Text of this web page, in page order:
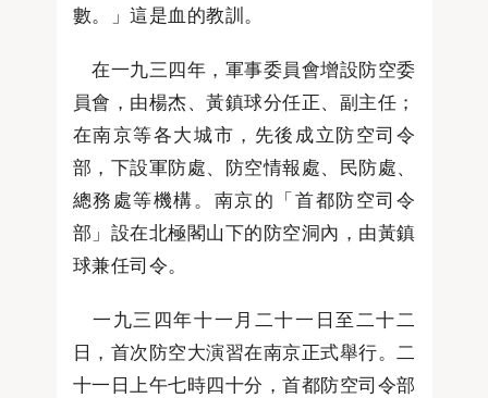
數。」這是血的教訓。
在一九三四年，軍事委員會增設防空委
員會，由楊杰、黃鎮球分任正、副主任；
在南京等各大城市，先後成立防空司令
部，下設軍防處、防空情報處、民防處、
總務處等機構。南京的「首都防空司令
部」設在北極閣山下的防空洞內，由黃鎮
球兼任司令。
一九三四年十一月二十一日至二十二
日，首次防空大演習在南京正式舉行。二
十一日上午七時四十分，首都防空司令部